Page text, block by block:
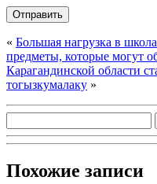
« Большая нагрузка в
предметы, которые могут
Карагандинской области
тогызкумалаку »
Похожие записи